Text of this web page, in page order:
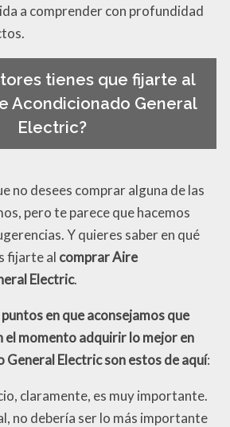
a comprender con profundidad
tienes que fijarte al
Acondicionado General
Electric?
no desees comprar alguna de las
pero te parece que hacemos
Y quieres saber en qué
fijarte al comprar Aire
Electric.
puntos en que aconsejamos que
el momento adquirir lo mejor en
Electric son estos de aquí:
claramente, es muy importante.
no debería ser lo más importante